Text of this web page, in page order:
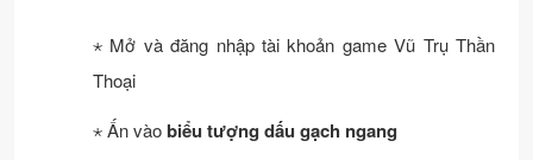
⋆ Mở và đăng nhập tài khoản game Vũ Trụ Thần
Thoại
⋆ Ấn vàobiểu tượng dấu gạch ngang